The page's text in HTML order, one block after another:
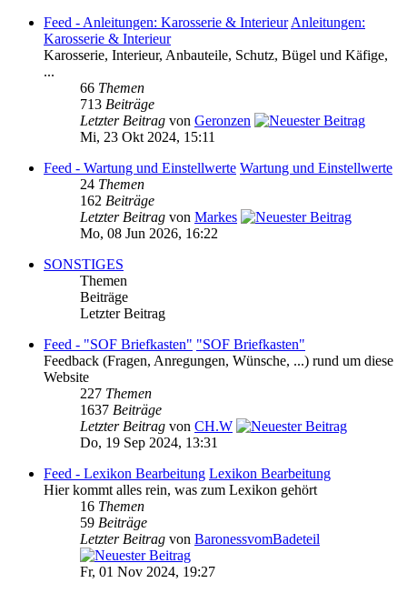
Feed - Anleitungen: Karosserie & Interieur Anleitungen:
Karosserie & Interieur
Karosserie, Interieur, Anbauteile, Schutz, Bügel und Käfige,
...
66 Themen
713 Beiträge
Letzter Beitrag von Geronzen
Mi, 23 Okt 2024, 15:11
Feed - Wartung und Einstellwerte Wartung und Einstellwerte
24 Themen
162 Beiträge
Letzter Beitrag von Markes
Mo, 08 Jun 2026, 16:22
SONSTIGES
Themen
Beiträge
Letzter Beitrag
Feed - "SOF Briefkasten" "SOF Briefkasten"
Feedback (Fragen, Anregungen, Wünsche, ...) rund um diese
Website
227 Themen
1637 Beiträge
Letzter Beitrag von CH.W
Do, 19 Sep 2024, 13:31
Feed - Lexikon Bearbeitung Lexikon Bearbeitung
Hier kommt alles rein, was zum Lexikon gehört
16 Themen
59 Beiträge
Letzter Beitrag von BaronessvomBadeteil
Fr, 01 Nov 2024, 19:27